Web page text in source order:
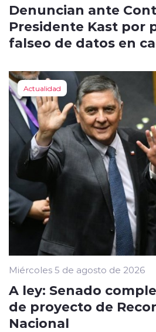
Denuncian ante
Presidente Kast por
falseo de datos en
Actualidad
Miércoles 5 de agosto de 2026
A ley: Senado
de proyecto de
Nacional